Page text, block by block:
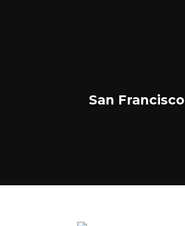
San Francisco